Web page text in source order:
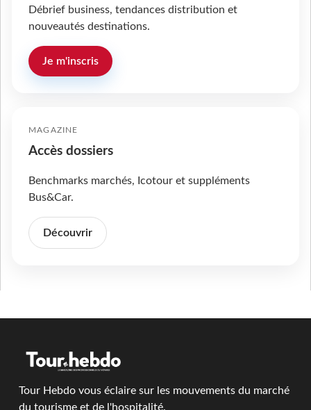
Débrief business, tendances distribution et
nouveautés destinations.
Je m'inscris
MAGAZINE
Accès dossiers
Benchmarks marchés, Icotour et suppléments
Bus&Car.
Découvrir
Tour Hebdo vous éclaire sur les mouvements du marché
du tourisme et de l'hospitalité.